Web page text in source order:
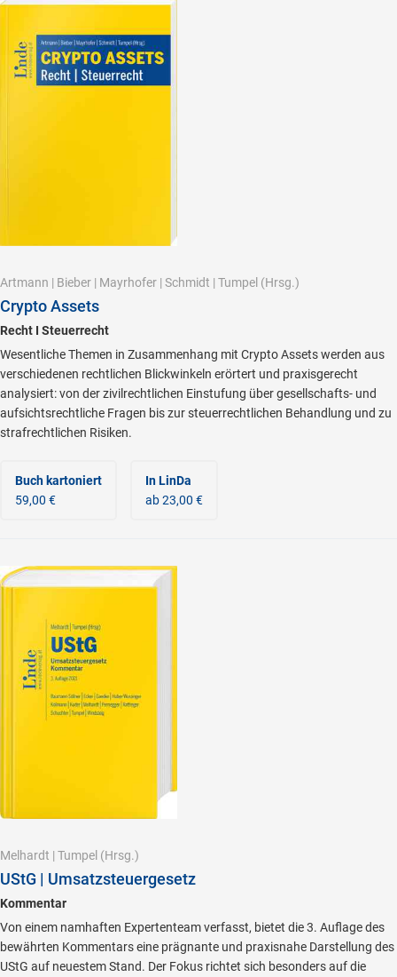
Artmann | Bieber | Mayrhofer | Schmidt | Tumpel (Hrsg.)
Crypto Assets
Recht I Steuerrecht
Wesentliche Themen in Zusammenhang mit Crypto Assets werden aus
verschiedenen rechtlichen Blickwinkeln erörtert und praxisgerecht
analysiert: von der zivilrechtlichen Einstufung über gesellschafts- und
aufsichtsrechtliche Fragen bis zur steuerrechtlichen Behandlung und zu
strafrechtlichen Risiken.
Buch kartoniert
59,00 €
In LinDa
ab 23,00 €
Melhardt | Tumpel (Hrsg.)
UStG | Umsatzsteuergesetz
Kommentar
Von einem namhaften Expertenteam verfasst, bietet die 3. Auflage des
bewährten Kommentars eine prägnante und praxisnahe Darstellung des
UStG auf neuestem Stand. Der Fokus richtet sich besonders auf die